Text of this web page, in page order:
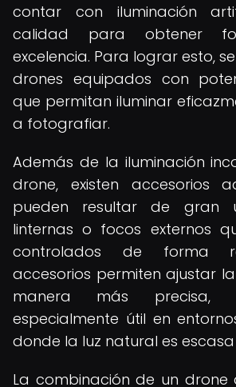
contar con iluminación
calidad para obtener
excelencia. Para lograr esto,
drones equipados con
que permitan iluminar
a fotografiar.
Además de la iluminación
drone, existen accesorios
pueden resultar de gran
linternas o focos externos
controlados de forma
accesorios permiten ajustar
manera más
especialmente útil en
donde la luz natural es
La combinación de un drone